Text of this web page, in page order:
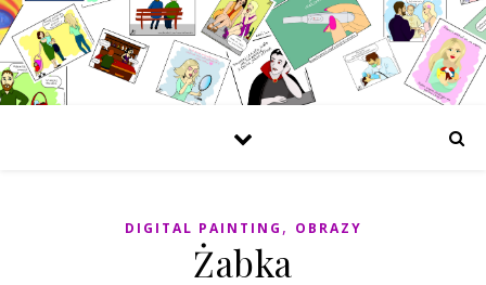
DIGITAL PAINTING , OBRAZY
Żabka